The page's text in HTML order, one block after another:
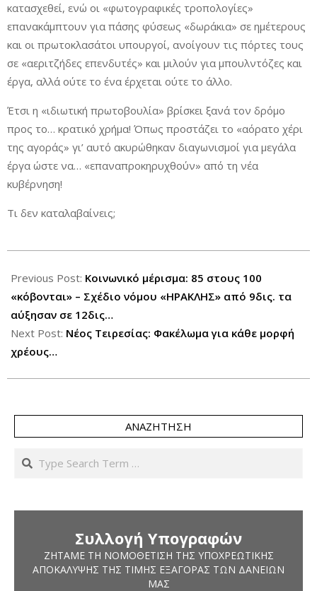
κατασχεθεί, ενώ οι «φωτογραφικές τροπολογίες»
επανακάμπτουν για πάσης φύσεως «δωράκια» σε ημέτερους
και οι πρωτοκλασάτοι υπουργοί, ανοίγουν τις πόρτες τους
σε «αεριτζήδες επενδυτές» και μιλούν για μπουλντόζες και
έργα, αλλά ούτε το ένα έρχεται ούτε το άλλο.
Έτσι η «ιδιωτική πρωτοβουλία» βρίσκει ξανά τον δρόμο
προς το… κρατικό χρήμα! Όπως προστάζει το «αόρατο χέρι
της αγοράς» γι’ αυτό ακυρώθηκαν διαγωνισμοί για μεγάλα
έργα ώστε να… «επαναπροκηρυχθούν» από τη νέα
κυβέρνηση!
Τι δεν καταλαβαίνεις;
01-
07
Previous Post: Κοινωνικό μέρισμα: 85 στους 100
«κόβονται» – Σχέδιο νόμου «ΗΡΑΚΛΗΣ» από 9δις. τα
αύξησαν σε 12δις…
Next Post: Νέος Τειρεσίας: Φακέλωμα για κάθε μορφή
χρέους…
ΑΝΑΖΉΤΗΣΗ
Search
Συλλογή Υπογραφών
ΖΗΤΆΜΕ ΤΗ ΝΟΜΟΘΈΤΙΣΗ ΤΗΣ ΥΠΟΧΡΕΩΤΙΚΉΣ
ΑΠΟΚΆΛΥΨΗΣ ΤΗΣ ΤΙΜΉΣ ΕΞΑΓΟΡΆΣ ΤΩΝ ΔΑΝΕΊΩΝ
ΜΑΣ